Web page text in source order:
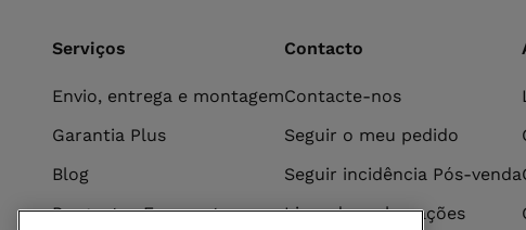
Serviços
Envio, entrega e montagem
Garantia Plus
Blog
Perguntas Frequentes
Contacto
Contacte-nos
Seguir o meu pedido
Seguir incidência Pós-venda
Livro de reclamações